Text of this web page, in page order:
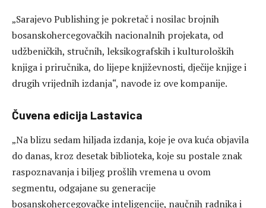
„Sarajevo Publishing je pokretač i nosilac brojnih
bosanskohercegovačkih nacionalnih projekata, od
udžbeničkih, stručnih, leksikografskih i kulturoloških
knjiga i priručnika, do lijepe književnosti, dječije knjige i
drugih vrijednih izdanja“, navode iz ove kompanije.
Čuvena edicija Lastavica
„Na blizu sedam hiljada izdanja, koje je ova kuća objavila
do danas, kroz desetak biblioteka, koje su postale znak
raspoznavanja i biljeg prošlih vremena u ovom
segmentu, odgajane su generacije
bosanskohercegovačke inteligencije, naučnih radnika i